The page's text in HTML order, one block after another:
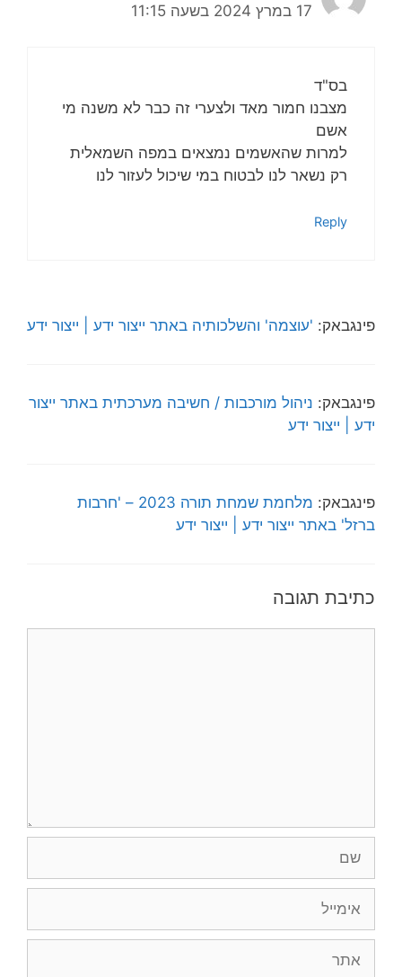
17 במרץ 2024 בשעה 11:15
בס"ד
מצבנו חמור מאד ולצערי זה כבר לא משנה מי
אשם
למרות שהאשמים נמצאים במפה השמאלית
רק נשאר לנו לבטוח במי שיכול לעזור לנו
Reply
פינגבאק: 'עוצמה' והשלכותיה באתר ייצור ידע | ייצור ידע
פינגבאק: ניהול מורכבות / חשיבה מערכתית באתר ייצור
ידע | ייצור ידע
פינגבאק:
מלחמת שמחת תורה 2023 – 'חרבות
ברזל' באתר ייצור ידע | ייצור ידע
כתיבת תגובה